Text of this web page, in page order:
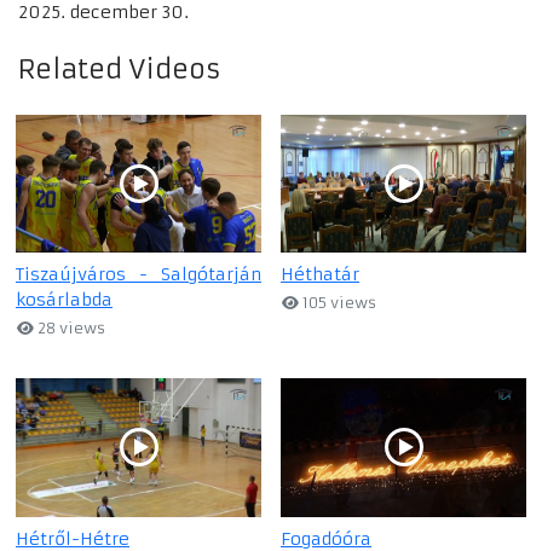
2025. december 30.
Related Videos
Tiszaújváros - Salgótarján
kosárlabda
28 views
Héthatár
105 views
Hétről-Hétre Fogadóóra